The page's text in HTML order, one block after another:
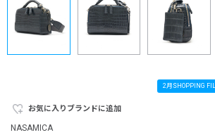
2月SHOPPING
お気に入りブランドに追加
NASAMICA